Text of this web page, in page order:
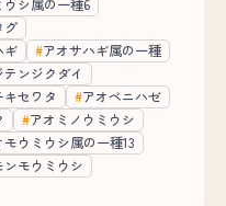
グ
ギ
アオサハギ属の一種
ンジクダイ
セワタ
アオベニハゼ
アオミノウミウシ
モウミウシ属の一種13
ンモウミウシ